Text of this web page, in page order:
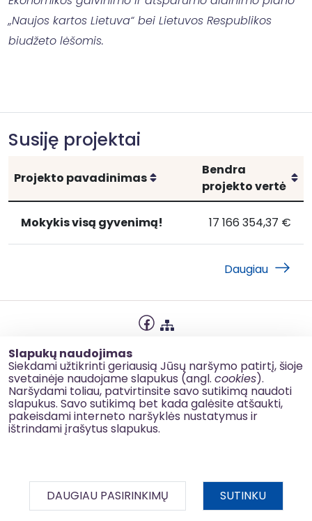
Slapukų naudojimas
Siekdami užtikrinti geriausią Jūsų naršymo patirtį, šioje
svetainėje naudojame slapukus (angl. cookies).
Naršydami toliau, patvirtinsite savo sutikimą naudoti
slapukus. Savo sutikimą bet kada galėsite atšaukti,
pakeisdami interneto naršyklės nustatymus ir
ištrindami įrašytus slapukus.
DAUGIAU PASIRINKIMŲ SUTINKU
„Naujos kartos Lietuva“ bei Lietuvos Respublikos
biudžeto lėšomis.
Susiję projektai
Projekto pavadinimas Rikiuoti Bendra
projekto vertė
Mokykis
visą
Mokykis visą gyvenimą! Mokykis visą
17 166 354,37 €
Daugiau
Slapukų naudojimas
Korupcijos prevencija
Kontaktai